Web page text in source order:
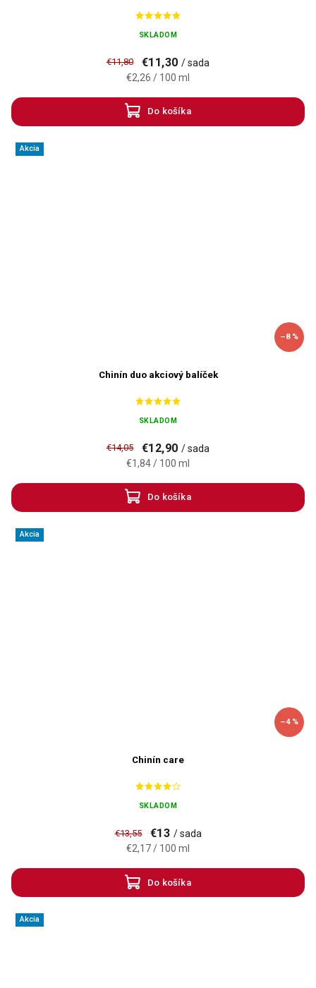
SKLADOM
€11,80 €11,30/ sada
€2,26 / 100 ml
Do košíka
Akcia
–8 %
Chinín duo akciový balíček
SKLADOM
€14,05 €12,90/ sada
€1,84 / 100 ml
Do košíka
Akcia
–4 %
Chinín care
SKLADOM
€13,55 €13 / sada
€2,17 / 100 ml
Do košíka
Akcia